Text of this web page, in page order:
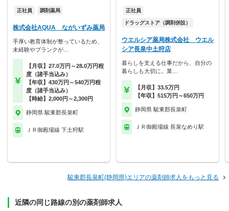
正社員 調剤薬局
株式会社AQUA ながいずみ薬局
手厚い教育体制が整っているため、
未経験やブランクが…
【月収】27.0万円～28.0万円程
度（諸手当込み）
【年収】430万円～540万円程
度（諸手当込み）
【時給】2,000円～2,300円
静岡県 駿東郡長泉町
ＪＲ御殿場線 下土狩駅
正社員
ドラッグストア（調剤併設）
ウエルシア薬局株式会社 ウエル
シア長泉中土狩店
暮らしを支える仕事だから、自分の
暮らしも大切に。業…
【月収】33.5万円
【年収】515万円～650万円
静岡県 駿東郡長泉町
ＪＲ御殿場線 長泉なめり駅
駿東郡長泉町(静岡県)エリアの薬剤師求人をもっと見る
近隣の同じ路線の別の薬剤師求人